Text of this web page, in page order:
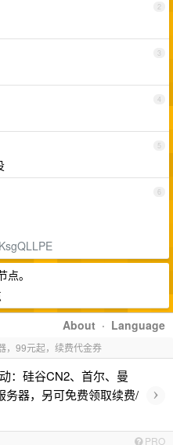
2
3
4
5
6
点。
About · Language
，99元起，续费代金券
：硅谷CN2、首尔、曼
务器，另可免费领取续费/
›
PRO